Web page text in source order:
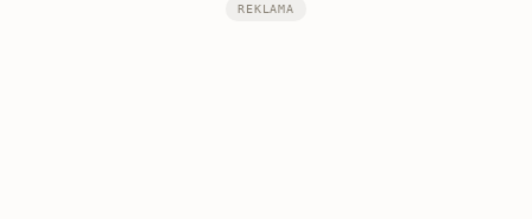
REKLAMA